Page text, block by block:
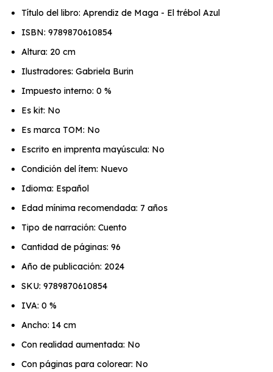
Título del libro: Aprendiz de Maga - El trébol Azul
ISBN: 9789870610854
Altura: 20 cm
Ilustradores: Gabriela Burin
Impuesto interno: 0 %
Es kit: No
Es marca TOM: No
Escrito en imprenta mayúscula: No
Condición del ítem: Nuevo
Idioma: Español
Edad mínima recomendada: 7 años
Tipo de narración: Cuento
Cantidad de páginas: 96
Año de publicación: 2024
SKU: 9789870610854
IVA: 0 %
Ancho: 14 cm
Con realidad aumentada: No
Con páginas para colorear: No